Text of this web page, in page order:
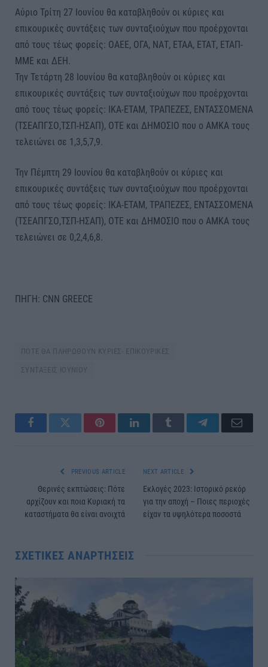
Αύριο Τρίτη 27 Ιουνίου θα καταβληθούν οι κύριες και
επικουρικές συντάξεις των συνταξιούχων που προέρχονται
από τους τέως φορείς: ΟΑΕΕ, ΟΓΑ, ΝΑΤ, ΕΤΑΑ, ΕΤΑΤ, ΕΤΑΠ-
ΜΜΕ και ΔΕΗ.
Την Τετάρτη 28 Ιουνίου θα καταβληθούν οι κύριες και
επικουρικές συντάξεις των συνταξιούχων που προέρχονται
από τους τέως φορείς: ΙΚΑ-ΕΤΑΜ, ΤΡΑΠΕΖΕΣ, ΕΝΤΑΣΣΟΜΕΝΑ
(ΤΣΕΑΠΓΣΟ,ΤΣΠ-ΗΣΑΠ), ΟΤΕ και ΔΗΜΟΣΙΟ που ο ΑΜΚΑ τους
τελειώνει σε 1,3,5,7,9.
Την Πέμπτη 29 Ιουνίου θα καταβληθούν οι κύριες και
επικουρικές συντάξεις των συνταξιούχων που προέρχονται
από τους τέως φορείς: ΙΚΑ-ΕΤΑΜ, ΤΡΑΠΕΖΕΣ, ΕΝΤΑΣΣΟΜΕΝΑ
(ΤΣΕΑΠΓΣΟ,ΤΣΠ-ΗΣΑΠ), ΟΤΕ και ΔΗΜΟΣΙΟ που ο ΑΜΚΑ τους
τελειώνει σε 0,2,4,6,8.
ΠΗΓΗ: CNN GREECE
ΠΟΤΕ ΘΑ ΠΛΗΡΩΘΟΥΝ ΚΥΡΙΕΣ- ΕΠΙΚΟΥΡΙΚΕΣ
ΣΥΝΤΑΞΕΙΣ ΙΟΥΝΙΟΥ
FacebookTwitter PinterestLinkedInTumblr TelegramEmail
PREVIOUS ARTICLE
Θερινές εκπτώσεις: Πότε
αρχίζουν και ποια Κυριακή τα
καταστήματα θα είναι ανοιχτά
NEXT ARTICLE
Εκλογές 2023: Ιστορικό ρεκόρ
για την αποχή – Ποιες περιοχές
είχαν τα υψηλότερα ποσοστά
ΣΧΕΤΙΚΈΣ ΑΝΑΡΤΉΣΕΙΣ